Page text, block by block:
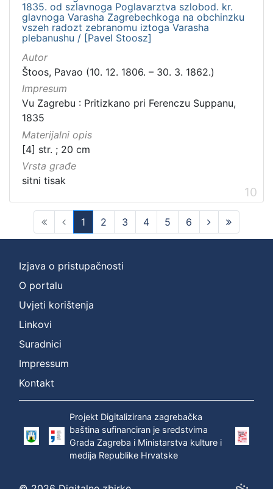
1835. od szlavnoga Poglavarztva szlobod. kr.
glavnoga Varasha Zagrebechkoga na obchinzku
vszeh radozt zebranomu iztoga Varasha
plebanushu / [Pavel Stoosz]
Autor
Štoos, Pavao (10. 12. 1806. – 30. 3. 1862.)
Impresum
Vu Zagrebu : Pritizkano pri Ferenczu Suppanu,
1835
Materijalni opis
[4] str. ; 20 cm
Vrsta građe
sitni tisak
10
1
(current)
2 3 4 5 6
Izjava o pristupačnosti
O portalu
Uvjeti korištenja
Linkovi
Suradnici
Impressum
Kontakt
Projekt Digitalizirana zagrebačka
baština sufinanciran je sredstvima
Grada Zagreba i Ministarstva kulture i
medija Republike Hrvatske